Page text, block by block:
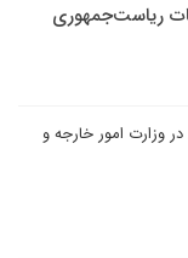
ریاست‌جمهوری
وزارت امور خارجه و